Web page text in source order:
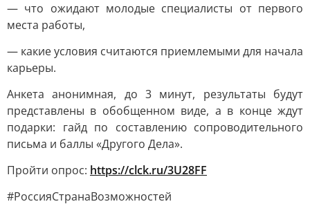
— что ожидают молодые специалисты от первого
места работы,
— какие условия считаются приемлемыми для начала
карьеры.
Анкета анонимная, до 3 минут, результаты будут
представлены в обобщенном виде, а в конце ждут
подарки: гайд по составлению сопроводительного
письма и баллы «Другого Дела».
Пройти опрос: https://clck.ru/3U28FF
#РоссияСтранаВозможностей